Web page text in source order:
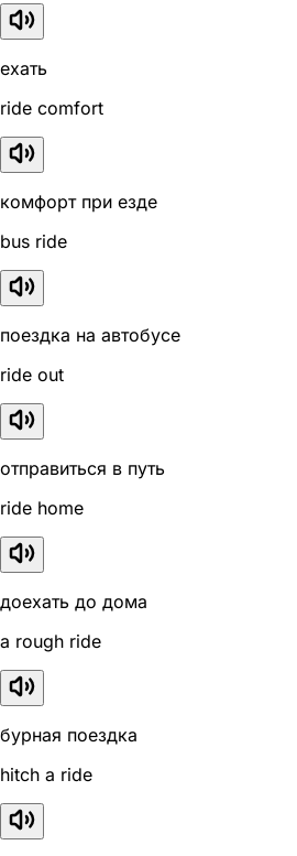
ехать
ride comfort
комфорт при езде
bus ride
поездка на автобусе
ride out
отправиться в путь
ride home
доехать до дома
a rough ride
бурная поездка
hitch a ride